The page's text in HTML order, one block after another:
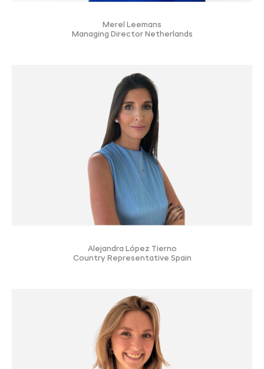
Merel Leemans
Managing Director Netherlands
Alejandra López Tierno
Country Representative Spain